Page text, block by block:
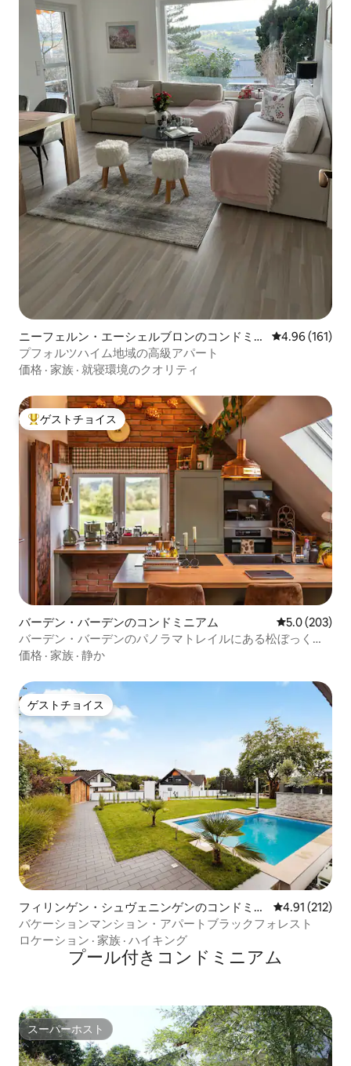
ニーフェルン・エーシェルブロンのコンドミニ
アム
レビュー161
4.96 (161)
プフォルツハイム地域の高級アパート
価格 · 家族 · 就寝環境のクオリティ
大好評のゲストチョイスです。
ゲストチョイス
バーデン・バーデンのコンドミニアム レビュー203
5.0 (203)
バーデン・バーデンのパノラマトレイルにある松ぼっくり
ロフト
価格 · 家族 · 静か
ゲストチョイス
ゲストチョイス
フィリンゲン・シュヴェニンゲンのコンドミニ
アム
レビュー212
4.91 (212)
バケーションマンション・アパートブラックフォレスト
ロケーション · 家族 · ハイキング
プール付きコンドミニアム
スーパーホスト
スーパーホスト